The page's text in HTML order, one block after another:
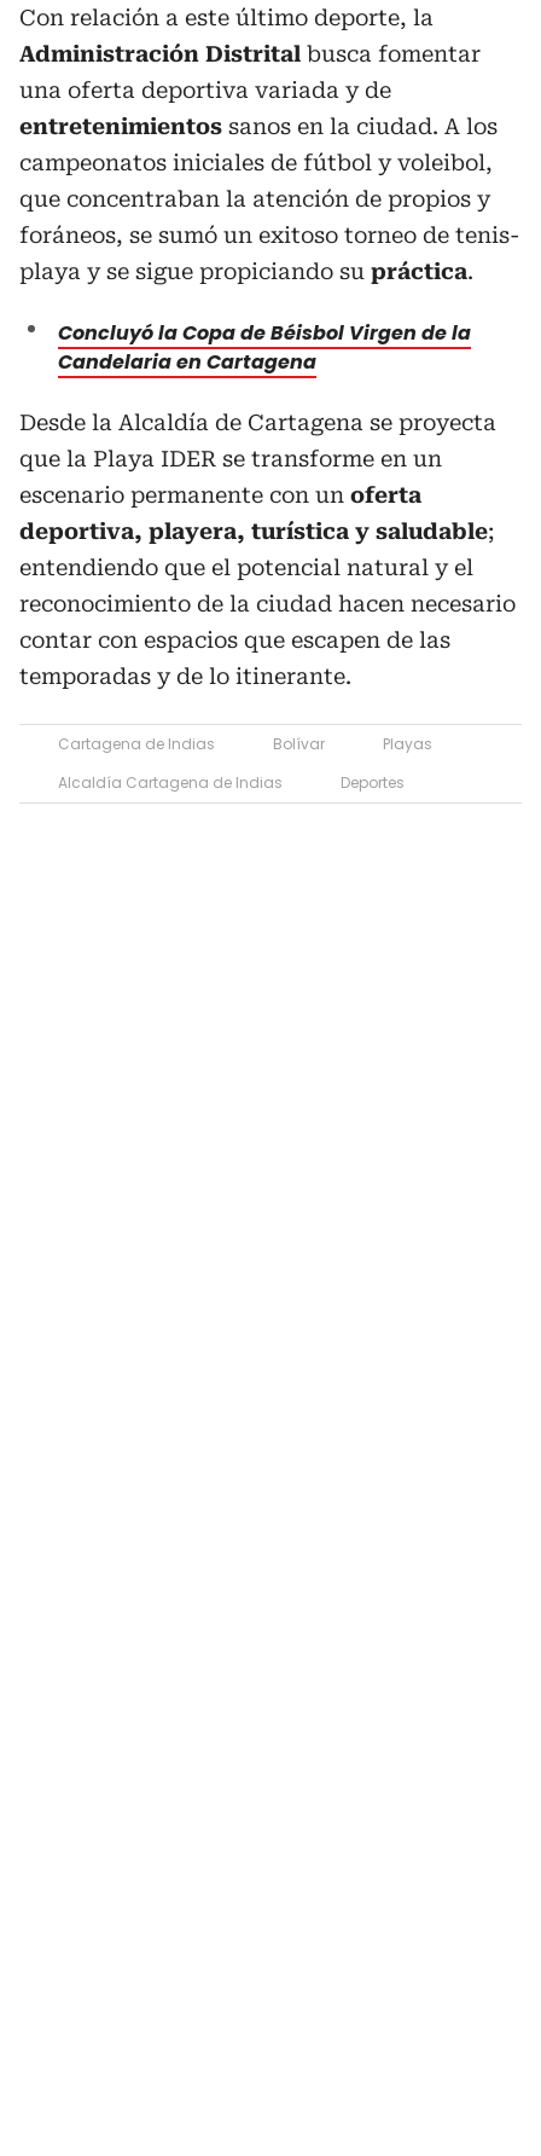
Con relación a este último deporte, la
Administración Distrital busca fomentar
una oferta deportiva variada y de
entretenimientos sanos en la ciudad. A los
campeonatos iniciales de fútbol y voleibol,
que concentraban la atención de propios y
foráneos, se sumó un exitoso torneo de tenis-
playa y se sigue propiciando su práctica.
Concluyó la Copa de Béisbol Virgen de la
Candelaria en Cartagena
Desde la Alcaldía de Cartagena se proyecta
que la Playa IDER se transforme en un
escenario permanente con un oferta
deportiva, playera, turística y saludable;
entendiendo que el potencial natural y el
reconocimiento de la ciudad hacen necesario
contar con espacios que escapen de las
temporadas y de lo itinerante.
Cartagena de Indias Bolívar
Playas
Alcaldía Cartagena de Indias
Deportes